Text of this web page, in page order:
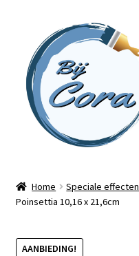
naar
navigatie
inhoud
Workshops
Online cursussen
Home Speciale effecten
Poinsettia 10,16 x 21,6cm
AANBIEDING!